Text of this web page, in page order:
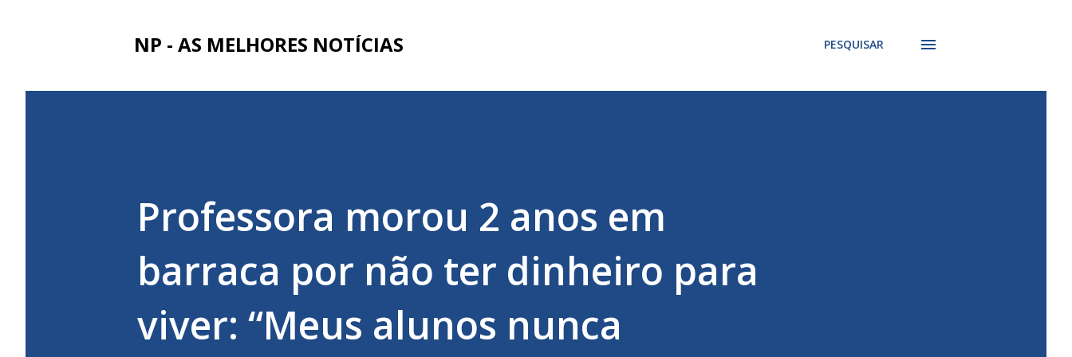
NP - AS MELHORES NOTÍCIAS PESQUISAR
Professora morou 2 anos em
barraca por não ter dinheiro para
viver: “Meus alunos nunca